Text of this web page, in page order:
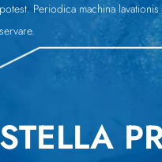
potest. Periodica machina
servare.
STELLA